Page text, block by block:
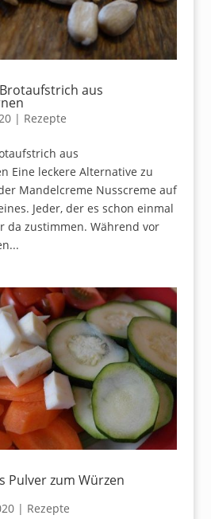
aus
| Rezepte
aus
Eine leckere Alternative zu
Mandelcreme Nusscreme auf
Jeder, der es schon einmal
da zustimmen. Während vor
Pulver zum Würzen
| Rezepte